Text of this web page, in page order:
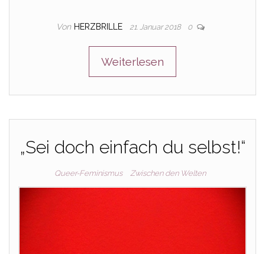
Von HERZBRILLE 21. Januar 2018 0
Weiterlesen
„Sei doch einfach du selbst!“
Queer-Feminismus Zwischen den Welten